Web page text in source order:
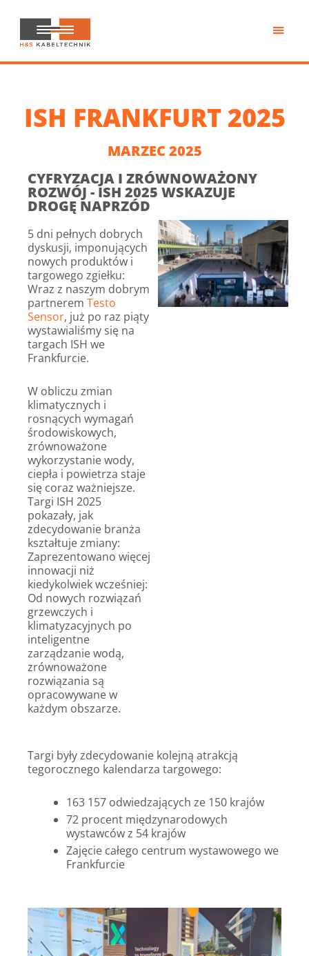
treści
H&S
Kabeltechnik
ISH FRANKFURT 2025
MARZEC 2025
CYFRYZACJA I ZRÓWNOWAŻONY
ROZWÓJ - ISH 2025 WSKAZUJE
DROGĘ NAPRZÓD
5 dni pełnych dobrych
dyskusji, imponujących
nowych produktów i
targowego zgiełku:
Wraz z naszym dobrym
partnerem Testo
Sensor, już po raz piąty
wystawialiśmy się na
targach ISH we
Frankfurcie.
W obliczu zmian
klimatycznych i
rosnących wymagań
środowiskowych,
zrównoważone
wykorzystanie wody,
ciepła i powietrza staje
się coraz ważniejsze.
Targi ISH 2025
pokazały, jak
zdecydowanie branża
kształtuje zmiany:
Zaprezentowano więcej
innowacji niż
kiedykolwiek wcześniej:
Od nowych rozwiązań
grzewczych i
klimatyzacyjnych po
inteligentne
zarządzanie wodą,
zrównoważone
rozwiązania są
opracowywane w
każdym obszarze.
Targi były zdecydowanie kolejną atrakcją
tegorocznego kalendarza targowego:
163 157 odwiedzających ze 150 krajów
72 procent międzynarodowych
wystawców z 54 krajów
Zajęcie całego centrum wystawowego we
Frankfurcie